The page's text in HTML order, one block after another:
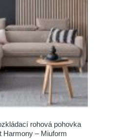
rohová pohovka
Harmony – Miuform